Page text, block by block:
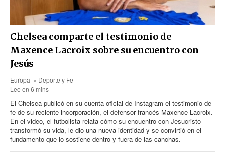
Chelsea comparte el testimonio de
Maxence Lacroix sobre su encuentro con
Jesús
Europa
Deporte y Fe
Lee en 6 mins
El Chelsea publicó en su cuenta oficial de Instagram el testimonio de
fe de su reciente incorporación, el defensor francés Maxence Lacroix.
En el video, el futbolista relata cómo su encuentro con Jesucristo
transformó su vida, le dio una nueva identidad y se convirtió en el
fundamento que lo sostiene dentro y fuera de las canchas.